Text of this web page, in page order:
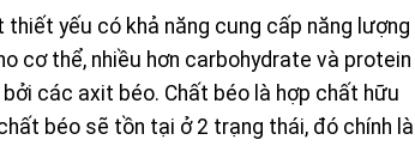
yếu có khả năng cung cấp năng lượng
cơ thể, nhiều hơn carbohydrate và protein
các axit béo. Chất béo là hợp chất hữu
béo sẽ tồn tại ở 2 trạng thái, đó chính là